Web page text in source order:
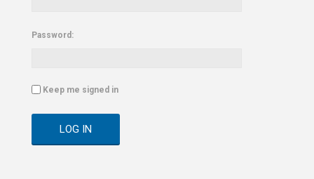
Password:
Keep me signed in
LOG IN